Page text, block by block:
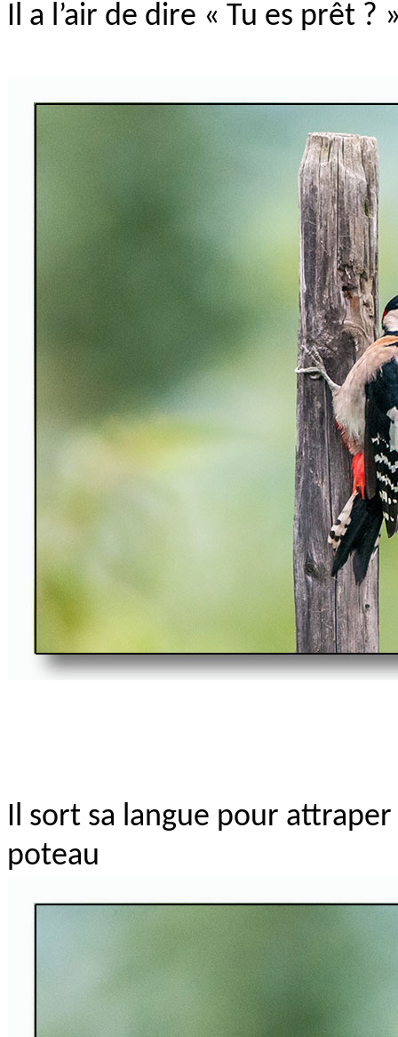
Il a l’air de dire « Tu es prêt ?
Il sort sa langue pour
poteau